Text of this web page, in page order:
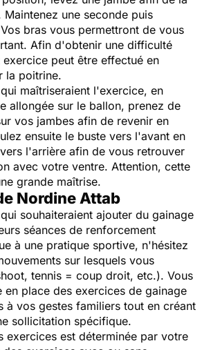
une seconde puis
bras vous permettront de vous
Afin d'obtenir une difficulté
peut être effectué en
la poitrine.
maîtriseraient l'exercice, en
allongée sur le ballon, prenez de
vos jambes afin de revenir en
ensuite le buste vers l'avant en
l'arrière afin de vous retrouver
avec votre ventre. Attention, cette
grande maîtrise.
Nordine Attab
souhaiteraient ajouter du gainage
séances de renforcement
à une pratique sportive, n'hésitez
sur lesquels vous
tennis = coup droit, etc.). Vous
en place des exercices de gainage
à vos gestes familiers tout en créant
sollicitation spécifique.
exercices est déterminée par votre